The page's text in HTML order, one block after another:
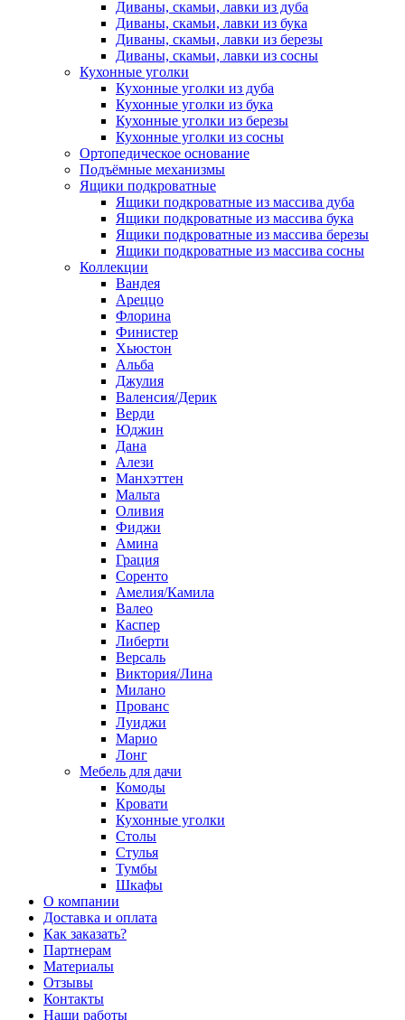
Диваны, скамьи, лавки из дуба
Диваны, скамьи, лавки из бука
Диваны, скамьи, лавки из березы
Диваны, скамьи, лавки из сосны
Кухонные уголки
Кухонные уголки из дуба
Кухонные уголки из бука
Кухонные уголки из березы
Кухонные уголки из сосны
Ортопедическое основание
Подъёмные механизмы
Ящики подкроватные
Ящики подкроватные из массива дуба
Ящики подкроватные из массива бука
Ящики подкроватные из массива березы
Ящики подкроватные из массива сосны
Коллекции
Вандея
Ареццо
Флорина
Финистер
Хьюстон
Альба
Джулия
Валенсия/Дерик
Верди
Юджин
Дана
Алези
Манхэттен
Мальта
Оливия
Фиджи
Амина
Грация
Соренто
Амелия/Камила
Валео
Каспер
Либерти
Версаль
Виктория/Лина
Милано
Прованс
Луиджи
Марио
Лонг
Мебель для дачи
Комоды
Кровати
Кухонные уголки
Столы
Стулья
Тумбы
Шкафы
О компании
Доставка и оплата
Как заказать?
Партнерам
Материалы
Отзывы
Контакты
Наши работы